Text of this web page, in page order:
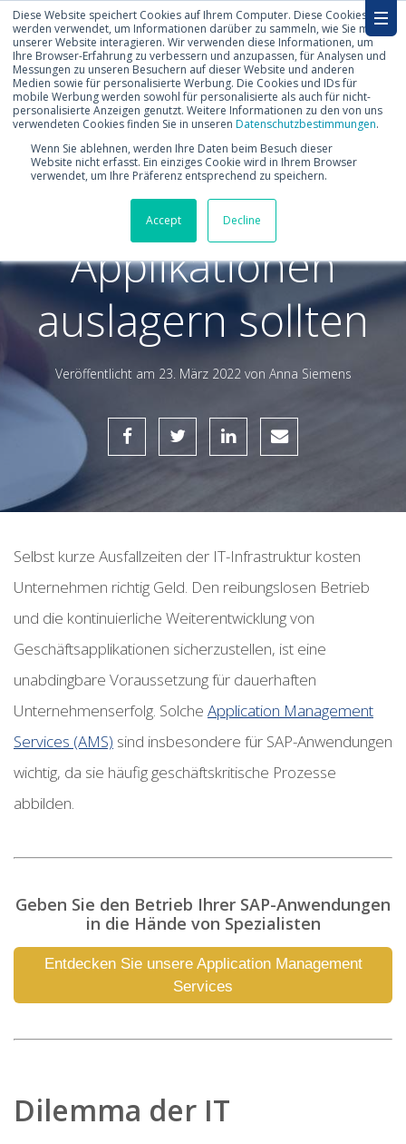
Diese Website speichert Cookies auf Ihrem Computer. Diese Cookies
werden verwendet, um Informationen darüber zu sammeln, wie Sie mit
unserer Website interagieren. Wir verwenden diese Informationen, um
Ihre Browser-Erfahrung zu verbessern und anzupassen, für Analysen und
Messungen zu unseren Besuchern auf dieser Website und anderen
Medien sowie für personalisierte Werbung. Die Cookies und IDs für
mobile Werbung werden sowohl für personalisierte als auch für nicht-
personalisierte Anzeigen genutzt. Weitere Informationen zu den von uns
verwendeten Cookies finden Sie in unseren Datenschutzbestimmungen.
Wenn Sie ablehnen, werden Ihre Daten beim Besuch dieser
Website nicht erfasst. Ein einziges Cookie wird in Ihrem Browser
verwendet, um Ihre Präferenz entsprechend zu speichern.
Accept Decline
Warum Sie den
Betrieb Ihrer SAP-
Applikationen
auslagern sollten
Veröffentlicht am 23. März 2022 von Anna Siemens
Selbst kurze Ausfallzeiten der IT-Infrastruktur kosten
Unternehmen richtig Geld. Den reibungslosen Betrieb
und die kontinuierliche Weiterentwicklung von
Geschäftsapplikationen sicherzustellen, ist eine
unabdingbare Voraussetzung für dauerhaften
Unternehmenserfolg. Solche Application Management
Services (AMS) sind insbesondere für SAP-Anwendungen
wichtig, da sie häufig geschäftskritische Prozesse
abbilden.
Geben Sie den Betrieb Ihrer SAP-Anwendungen
in die Hände von Spezialisten
Entdecken Sie unsere Application Management
Services
Dilemma der IT